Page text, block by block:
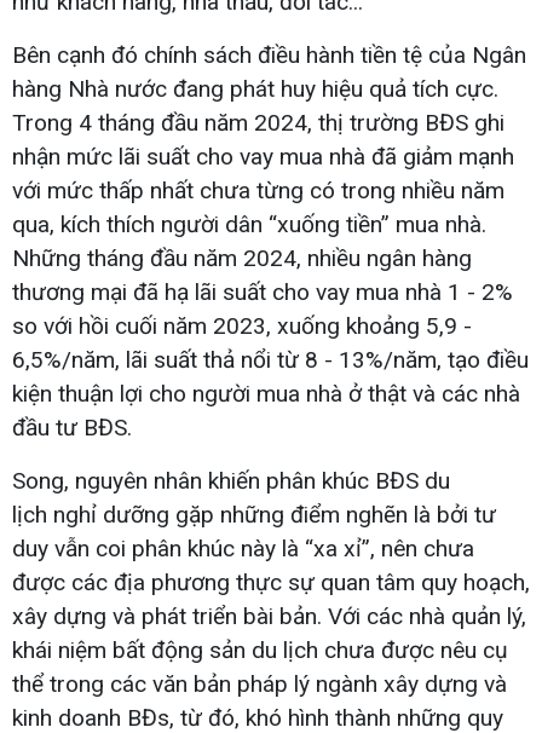
Bên cạnh đó chính sách điều hành tiền tệ của Ngân
hàng Nhà nước đang phát huy hiệu quả tích cực.
Trong 4 tháng đầu năm 2024, thị trường BĐS ghi
nhận mức lãi suất cho vay mua nhà đã giảm mạnh
với mức thấp nhất chưa từng có trong nhiều năm
qua, kích thích người dân “xuống tiền” mua nhà.
Những tháng đầu năm 2024, nhiều ngân hàng
thương mại đã hạ lãi suất cho vay mua nhà 1 - 2%
so với hồi cuối năm 2023, xuống khoảng 5,9 -
6,5%/năm, lãi suất thả nổi từ 8 - 13%/năm, tạo điều
kiện thuận lợi cho người mua nhà ở thật và các nhà
đầu tư BĐS.
Song, nguyên nhân khiến phân khúc BĐS du
lịch nghỉ dưỡng gặp những điểm nghẽn là bởi tư
duy vẫn coi phân khúc này là “xa xỉ”, nên chưa
được các địa phương thực sự quan tâm quy hoạch,
xây dựng và phát triển bài bản. Với các nhà quản lý,
khái niệm bất động sản du lịch chưa được nêu cụ
thể trong các văn bản pháp lý ngành xây dựng và
kinh doanh BĐs, từ đó, khó hình thành những quy